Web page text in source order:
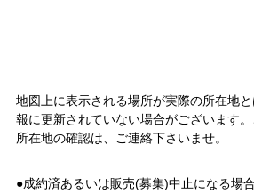
地図上に表示される場所が実際の所在地
報に更新されていない場合がございます。
所在地の確認は、ご連絡下さいませ。
●成約済あるいは販売(募集)中止になる場